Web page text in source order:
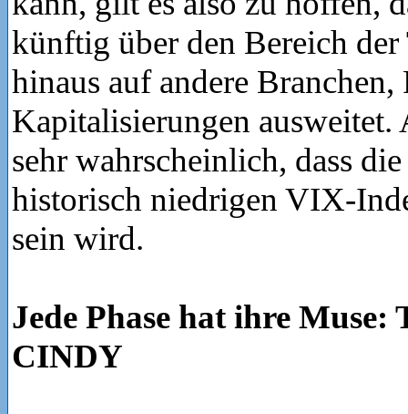
künftig über den Bereich
hinaus auf andere
Kapitalisierungen ausweitet.
sehr wahrscheinlich, dass
historisch niedrigen VIX-
sein wird.
Jede Phase hat ihre
CINDY